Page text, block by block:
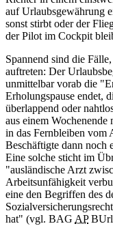
auf Urlaubsgewährung
sonst stirbt oder der
der Pilot im Cockpit
Spannend sind die
auftreten: Der
unmittelbar vorab die
Erholungspause endet,
überlappend oder
aus einem
in das Fernbleiben vom
Beschäftigte dann noch
Eine solche sticht im
"ausländische Arzt
Arbeitsunfähigkeit
eine den Begriffen des
hat" (vgl. BAG AP